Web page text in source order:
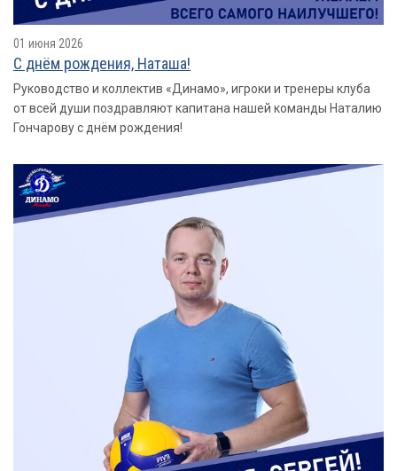
01 июня 2026
С днём рождения, Наташа!
Руководство и коллектив «Динамо», игроки и тренеры клуба
от всей души поздравляют капитана нашей команды Наталию
Гончарову с днём рождения!